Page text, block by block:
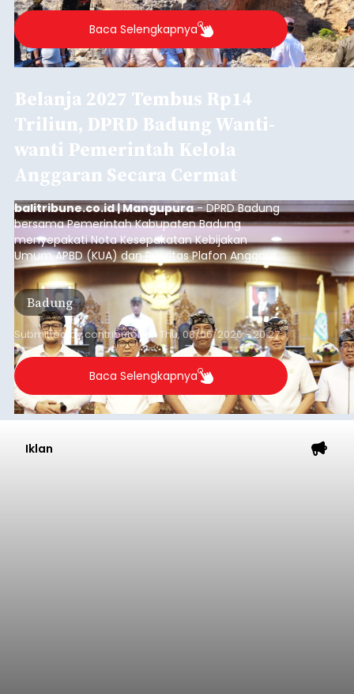
Baca Selengkapnya
Belanja 2027 Tembus Rp14
Triliun, DPRD Badung Wanti-
wanti Pemerintah Kelola
Anggaran Secara Cermat
balitribune.co.id | Mangupura- DPRD Badung
bersama Pemerintah Kabupaten Badung
menyepakati Nota Kesepakatan Kebijakan
Umum APBD (KUA) dan Prioritas Plafon Anggaran
Sementara (PPAS) Tahun Anggaran 2027 dalam
rapat paripurna yang digelar di Gedung DPRD
Badung, Kamis (6/8/2026).
Badung
Submitted bycontributor onThu, 08/06/2026 - 20:27
Baca Selengkapnya
Iklan